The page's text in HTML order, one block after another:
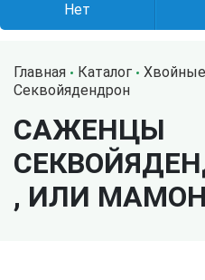
Главная Каталог
Секвойядендрон
САЖЕНЦЫ
, ИЛИ
Нет